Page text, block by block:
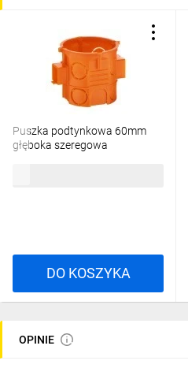
Puszka podtynkowa 60mm
głęboka szeregowa
DO KOSZYKA
OPINIE